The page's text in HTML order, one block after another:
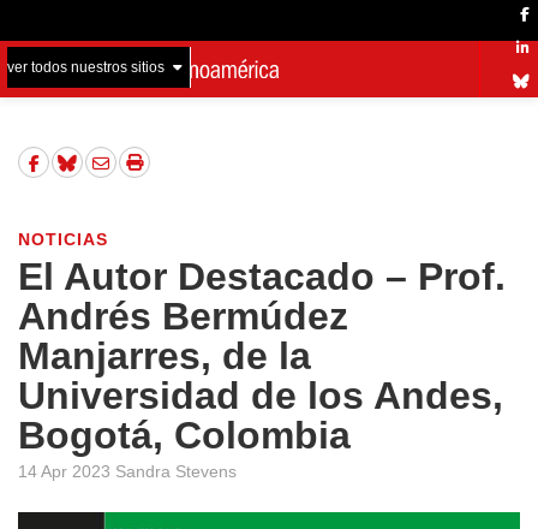
ver todos nuestros sitios
NOTICIAS
El Autor Destacado – Prof.
Andrés Bermúdez
Manjarres, de la
Universidad de los Andes,
Bogotá, Colombia
14 Apr 2023 Sandra Stevens